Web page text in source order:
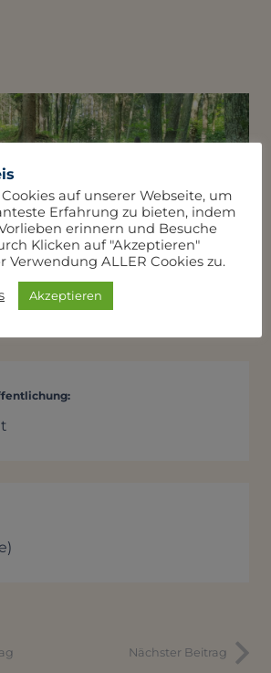
Nächster Beitrag
auf unserer Webseite, um
Erfahrung zu bieten, indem
erinnern und Besuche
Klicken auf "Akzeptieren"
Verwendung ALLER Cookies zu.
Akzeptieren